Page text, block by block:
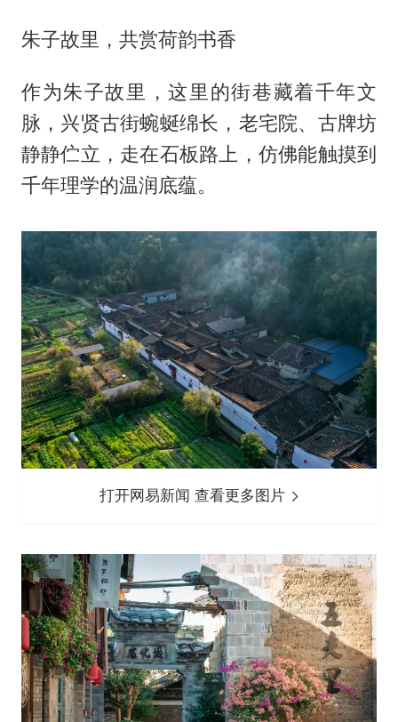
朱子故里，共赏荷韵书香
作为朱子故里，这里的街巷藏着千年文
脉，兴贤古街蜿蜒绵长，老宅院、古牌坊
静静伫立，走在石板路上，仿佛能触摸到
千年理学的温润底蕴。
打开网易新闻 查看更多图片